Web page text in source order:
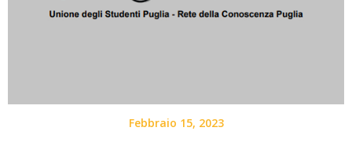
Febbraio 15, 2023